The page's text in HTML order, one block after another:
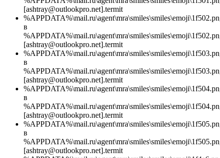
[ashtray@outlookpro.net].termit
в
[ashtray@outlookpro.net].termit
в
[ashtray@outlookpro.net].termit
в
[ashtray@outlookpro.net].termit
в
[ashtray@outlookpro.net].termit